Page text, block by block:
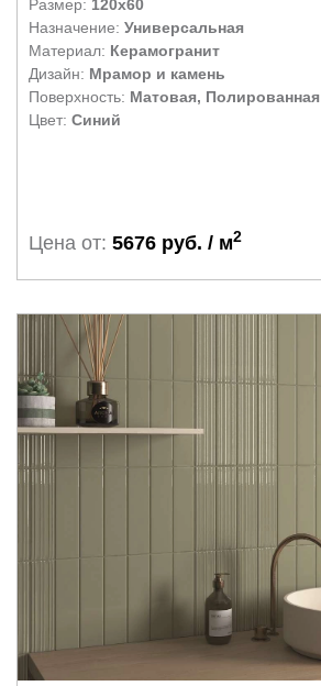
Размер: 120x60
Назначение: Универсальная
Материал: Керамогранит
Дизайн: Мрамор и камень
Поверхность: Матовая, Полированная
Цвет: Синий
Цена от: 5676 руб. / м2